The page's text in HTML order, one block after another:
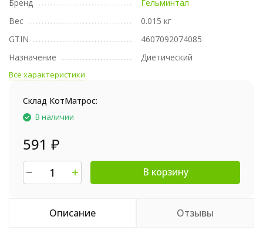
Бренд
Гельминтал
Вес
0.015 кг
GTIN
4607092074085
Назначение
Диетический
Все характеристики
Склад КотМатрос:
В наличии
591 ₽
В корзину
Описание Отзывы